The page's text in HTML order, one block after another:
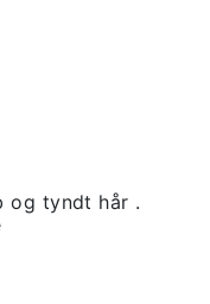
og tyndt hår .